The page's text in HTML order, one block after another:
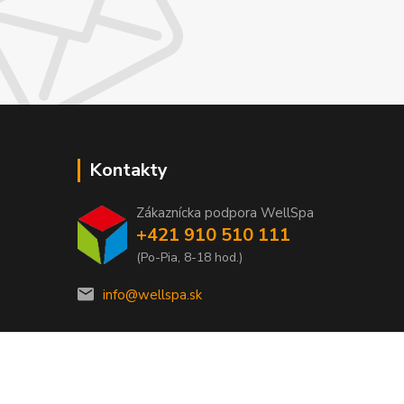
Kontakty
Zákaznícka podpora WellSpa
+421 910 510 111
(Po-Pia, 8-18 hod.)
info@wellspa.sk